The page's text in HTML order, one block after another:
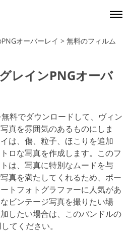
オーバーレイ > 無料のフィルム
レインPNGオーバ
料でダウンロードして、ヴィン
真を雰囲気のあるものにしま
は、傷、粒子、ほこりを追加
ロな写真を作成します。このフ
は、写真に特別なムードを与
真を満たしてくれるため、ポー
トフォトグラファーに人気があ
ビンテージ写真を撮りたい場
したい場合は、このバンドルの
てください。